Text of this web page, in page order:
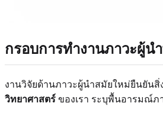
กรอบการทำงานภาวะผู้
งานวิจัยด้านภาวะผู้นำสมัยใหม่ยืนยันสิ่
วิทยาศาสตร์ ของเรา ระบุพื้นอารมณ์ภ